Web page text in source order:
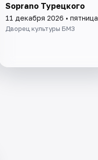
Soprano Турецкого
11 декабря 2026 • пятница
Дворец культуры БМЗ